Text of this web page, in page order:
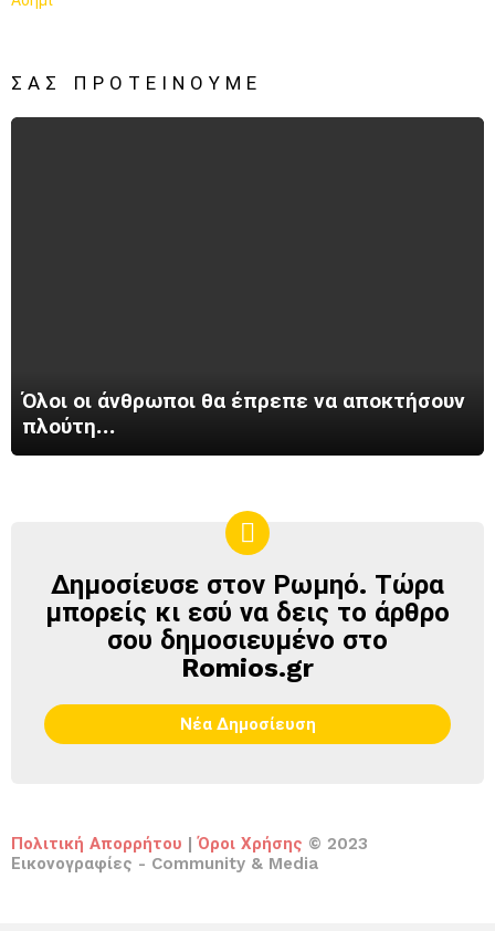
ΣΑΣ ΠΡΟΤΕΊΝΟΥΜΕ
Όλοι οι άνθρωποι θα έπρεπε να αποκτήσουν
πλούτη…
ΔΗΜΟΣΊΕΥΣΕ
ΣΤΟΝ
ΡΩΜΗΌ
Δημοσίευσε στον Ρωμηό. Τώρα
μπορείς κι εσύ να δεις το άρθρο
σου δημοσιευμένο στο
Romios.gr
Νέα Δημοσίευση
Πολιτική Απορρήτου | Όροι Χρήσης © 2023
Εικονογραφίες - Community & Media